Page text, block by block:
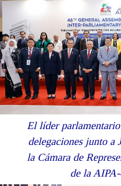
El líder
delegaciones junto a
la Cámara de
de la